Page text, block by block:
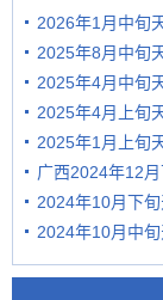
2026年1月中旬
2025年8月中旬
2025年4月中旬
2025年4月上旬
2025年1月上旬
广西2024年12
2024年10月下
2024年10月中